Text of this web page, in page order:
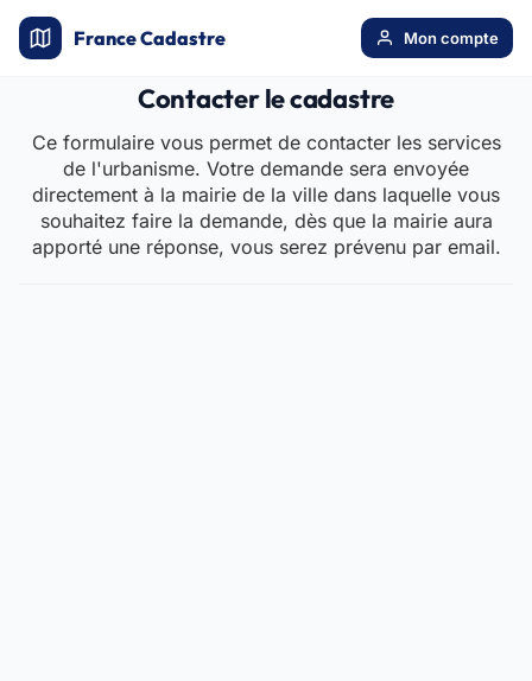
France Cadastre Mon compte
Contacter le cadastre
Ce formulaire vous permet de contacter les services
de l'urbanisme. Votre demande sera envoyée
directement à la mairie de la ville dans laquelle vous
souhaitez faire la demande, dès que la mairie aura
apporté une réponse, vous serez prévenu par email.